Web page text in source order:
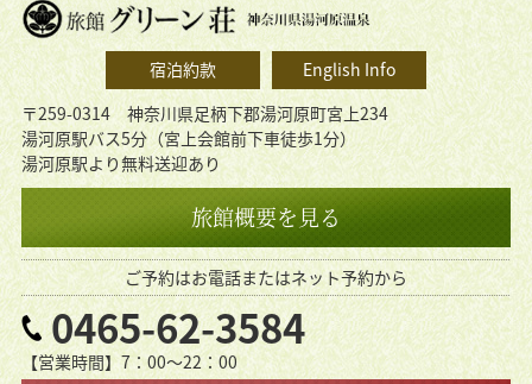
宿泊約款
English Info
〒259-0314 神奈川県足柄下郡湯河原町宮上234
湯河原駅バス5分（宮上会館前下車徒歩1分）
湯河原駅より無料送迎あり
旅館概要を見る
ご予約はお電話またはネット予約から
0465-62-3584
【営業時間】7：00〜22：00